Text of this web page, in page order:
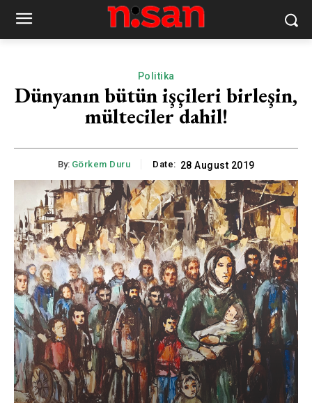
Politika
Dünyanın bütün işçileri birleşin,
mülteciler dahil!
By: Görkem Duru Date: 28 August 2019